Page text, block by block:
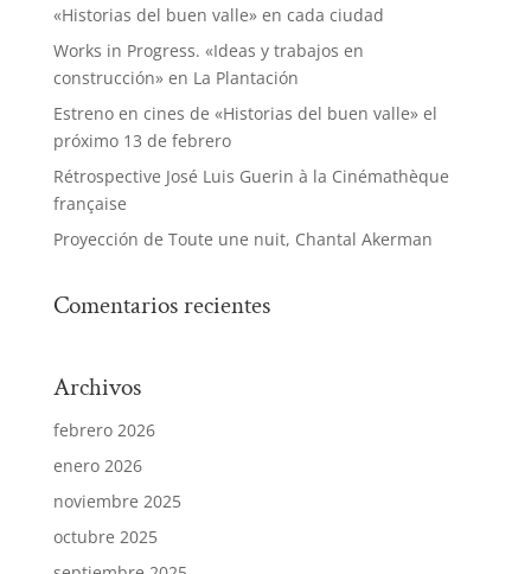
«Historias del buen valle» en cada ciudad
Works in Progress. «Ideas y trabajos en
construcción» en La Plantación
Estreno en cines de «Historias del buen valle» el
próximo 13 de febrero
Rétrospective José Luis Guerin à la Cinémathèque
française
Proyección de Toute une nuit, Chantal Akerman
Comentarios recientes
Archivos
febrero 2026
enero 2026
noviembre 2025
octubre 2025